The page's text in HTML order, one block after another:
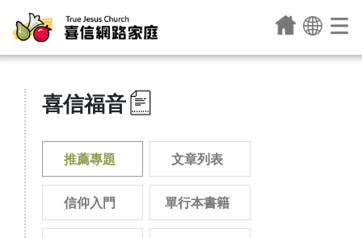
喜信福音
推薦專題 文章列表
信仰入門 單行本書籍